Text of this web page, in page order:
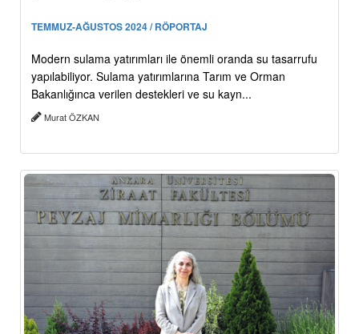
TEMMUZ-AĞUSTOS 2024 / RÖPORTAJ
Modern sulama yatırımları ile önemli oranda su tasarrufu
yapılabiliyor. Sulama yatırımlarına Tarım ve Orman
Bakanlığınca verilen destekleri ve su kayn...
Murat ÖZKAN